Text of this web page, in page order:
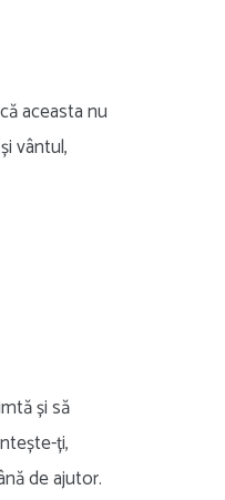
aceasta nu
vântul,
și să
ți,
de ajutor.